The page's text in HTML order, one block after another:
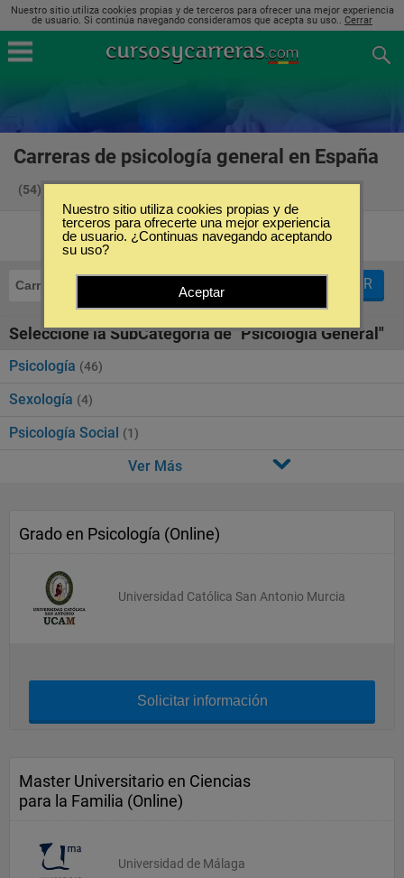
Nuestro sitio utiliza cookies propias y de terceros para ofrecer una mejor experiencia
de usuario. Si continúa navegando consideramos que acepta su uso.. Cerrar
Carreras de psicología general en España
(54)
Carreras Psicología General FILTRAR
Seleccione la SubCategoría de "Psicología General"
Psicología (46)
Sexología (4)
Psicología Social (1)
Ver Más
Grado en Psicología (Online)
Universidad Católica San Antonio Murcia
Solicitar información
Master Universitario en Ciencias
para la Familia (Online)
Universidad de Málaga
Nuestro sitio utiliza cookies propias y de
terceros para ofrecerte una mejor experiencia
de usuario. ¿Continuas navegando aceptando
su uso?
Aceptar